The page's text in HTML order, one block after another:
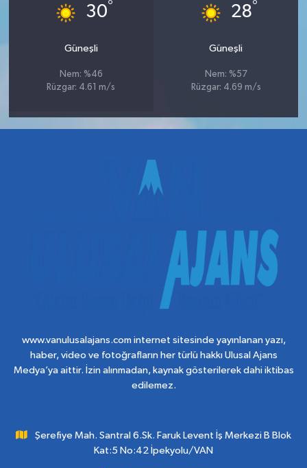
30°
Güneşli
Nem: %46
Rüzgar: 4.61 m/s
28°
Güneşli
Nem: %57
Rüzgar: 4.69 m/s
www.vanulusalajans.com internet sitesinde yayınlanan yazı,
haber, video ve fotoğrafların her türlü hakkı Ulusal Ajans
Medya’ya aittir. İzin alınmadan, kaynak gösterilerek dahi iktibas
edilemez.
Şerefiye Mah. Santral 6.Sk. Faruk Levent İş Merkezi B Blok
Kat:5 No:42 İpekyolu/VAN